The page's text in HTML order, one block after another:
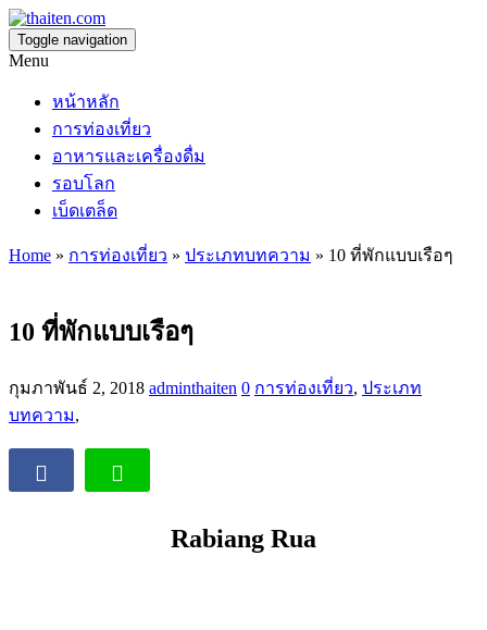
Toggle navigation
Menu
หน้าหลัก
การท่องเที่ยว
อาหารและเครื่องดื่ม
รอบโลก
เบ็ดเตล็ด
Home » การท่องเที่ยว » ประเภทบทความ » 10 ที่พักแบบเรือๆ
10 ที่พักแบบเรือๆ
กุมภาพันธ์ 2, 2018 adminthaiten 0 การท่องเที่ยว, ประเภท
บทความ,
Rabiang Rua